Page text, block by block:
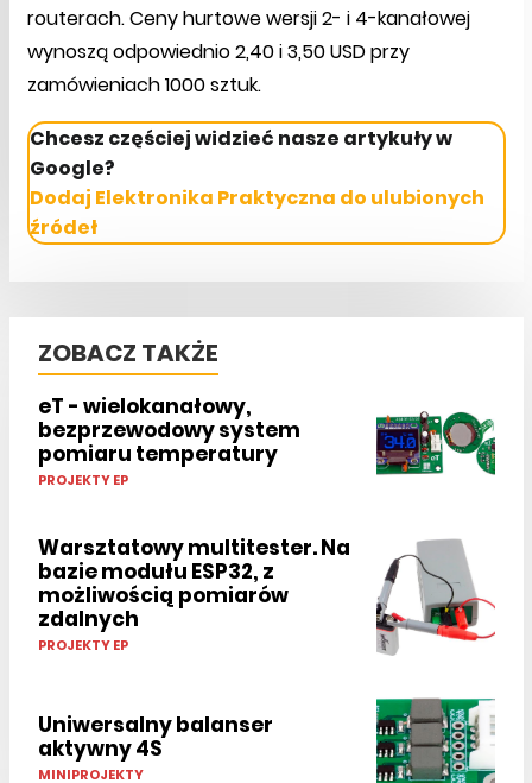
routerach. Ceny hurtowe wersji 2- i 4-kanałowej
wynoszą odpowiednio 2,40 i 3,50 USD przy
zamówieniach 1000 sztuk.
Chcesz częściej widzieć nasze artykuły w
Google?
Dodaj Elektronika Praktyczna do ulubionych
źródeł
ZOBACZ TAKŻE
eT - wielokanałowy,
bezprzewodowy system
pomiaru temperatury
PROJEKTY EP
Warsztatowy multitester. Na
bazie modułu ESP32, z
możliwością pomiarów
zdalnych
PROJEKTY EP
Uniwersalny balanser
aktywny 4S
MINIPROJEKTY